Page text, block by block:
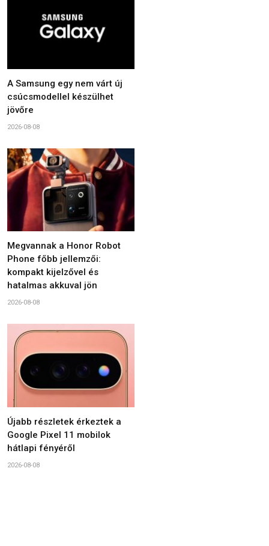
A Samsung egy nem várt új
csúcsmodellel készülhet
jövőre
2026-08-08
Megvannak a Honor Robot
Phone főbb jellemzői:
kompakt kijelzővel és
hatalmas akkuval jön
2026-08-08
Újabb részletek érkeztek a
Google Pixel 11 mobilok
hátlapi fényéről
2026-08-08